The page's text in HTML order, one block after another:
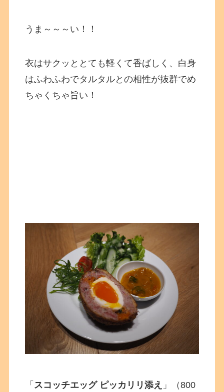
うま～～～い！！
衣はサクッととても軽くて香ばしく、白身
はふわふわでタルタルとの相性が抜群でめ
ちゃくちゃ旨い！
「 スコッチエッグ ピッカリリ添え 」（800